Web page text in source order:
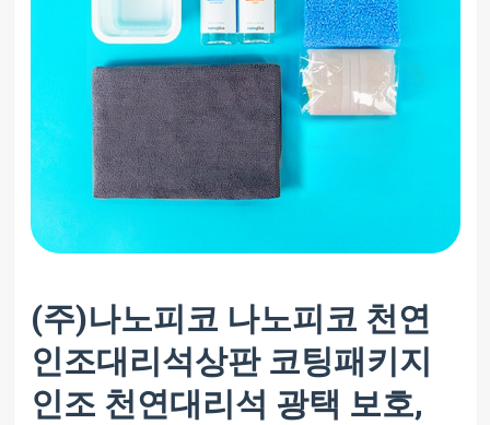
(주)나노피코 나노피코 천연
인조대리석상판 코팅패키지
인조 천연대리석 광택 보호,